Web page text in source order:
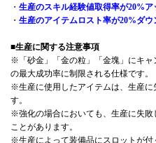
・ 生産のスキル経験値取得率が20%ア
・ 生産のアイテムロスト率が20%ダウ
■生産に関する注意事項
※「砂金」「金の粒」「金塊」にキ
の最大成功率に制限される仕様です。
※生産に使用したアイテムは、生産に
す。
※強化の場合においても、生産に失
ことがあります。
※生産によって装備品にスロットが付